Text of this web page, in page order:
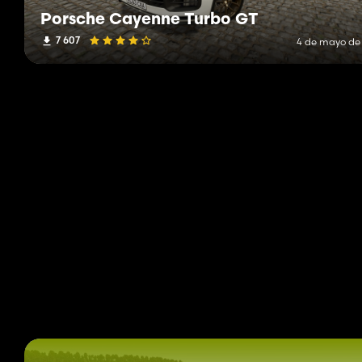
Porsche Cayenne Turbo GT
7 607 4 de mayo de